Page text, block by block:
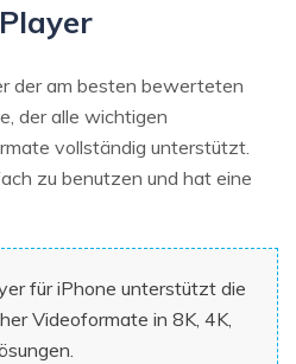
der am besten bewerteten
der alle wichtigen
vollständig unterstützt.
zu benutzen und hat eine
für iPhone unterstützt die
Videoformate in 8K, 4K,